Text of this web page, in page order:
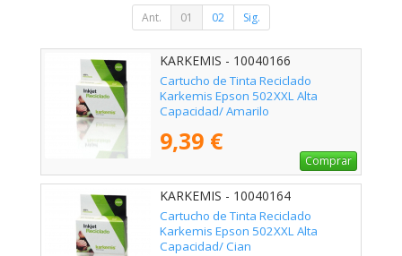
Ant. 01 02 Sig.
KARKEMIS - 10040166
Cartucho de Tinta Reciclado
Karkemis Epson 502XXL Alta
Capacidad/ Amarilo
9,39 €
Comprar
KARKEMIS - 10040164
Cartucho de Tinta Reciclado
Karkemis Epson 502XXL Alta
Capacidad/ Cian